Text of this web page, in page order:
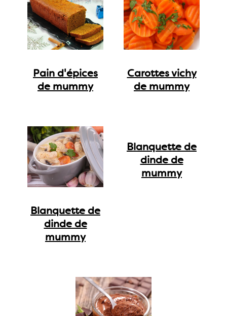
Pain d'épices
de mummy
Carottes vichy
de mummy
Blanquette de
dinde de
mummy
Blanquette de
dinde de
mummy